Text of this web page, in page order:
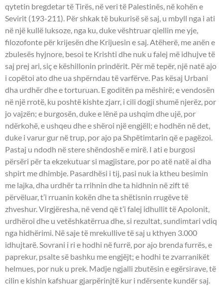
qytetin bregdetar të Tirës, në veri të Palestinës, në kohën e
Sevirit (193-211). Për shkak të bukurisë së saj, u mbyll nga i ati
në një kullë luksoze, nga ku, duke vështruar qiellin me yje,
filozofonte për krijesën dhe Krijuesin e saj. Atëherë, me anën e
zbulesës hyjnore, besoi te Krishti dhe nuk u falej më idhujve të
saj prej ari, siç e këshillonin prindërit. Për më tepër, një natë ajo
i copëtoi ato dhe ua shpërndau të varfërve. Pas kësaj Urbani
dha urdhër dhe e torturuan. E goditën pa mëshirë; e vendosën
në një rrotë, ku poshtë kishte zjarr, i cili dogji shumë njerëz, por
jo vajzën; e burgosën, duke e lënë pa ushqim dhe ujë, por
ndërkohë, e ushqeu dhe e shëroi një engjëll; e hodhën në det,
duke i varur gur në trup, por ajo pa Shpëtimtarin që e pagëzoi.
Pastaj u ndodh në stere shëndoshë e mirë. I ati e burgosi
përsëri për ta ekzekutuar si magjistare, por po atë natë ai dha
shpirt me dhimbje. Pasardhësi i tij, pasi nuk ia ktheu besimin
me lajka, dha urdhër ta rrihnin dhe ta hidhnin në zift të
përvëluar, t’i rruanin kokën dhe ta shëtisnin rrugëve të
zhveshur. Virgjëresha, në vend që t’i falej idhullit të Apolonit,
urdhëroi dhe u vetëshkatërrua dhe, si rezultat, sundimtari vdiq
nga hidhërimi. Në saje të mrekullive të saj u kthyen 3.000
idhujtarë. Sovrani i ri e hodhi në furrë, por ajo brenda furrës, e
paprekur, psalte së bashku me engjëjt; e hodhi te zvarranikët
helmues, por nuk u prek. Madje ngjalli zbutësin e egërsirave, të
cilin e kishin kafshuar gjarpërinjtë kur i ndërsente kundër saj.